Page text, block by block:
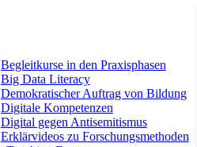
Begleitkurse in den Praxisphasen
Big Data Literacy
Demokratischer Auftrag von Bildung
Digitale Kompetenzen
Digital gegen Antisemitismus
Erklärvideos zu Forschungsmethoden